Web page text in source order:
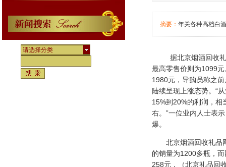
请选择分类
摘要： 年关各种高档白
据北京烟酒回收礼品
最高零售价则为1099
1980元，导购员称之
陆续呈现上涨态势。“
15%到20%的利润，相
右。”一位业内人士表
爆。
北京烟酒回收礼品网
的销量为1200多瓶，
258元，（北京礼品回